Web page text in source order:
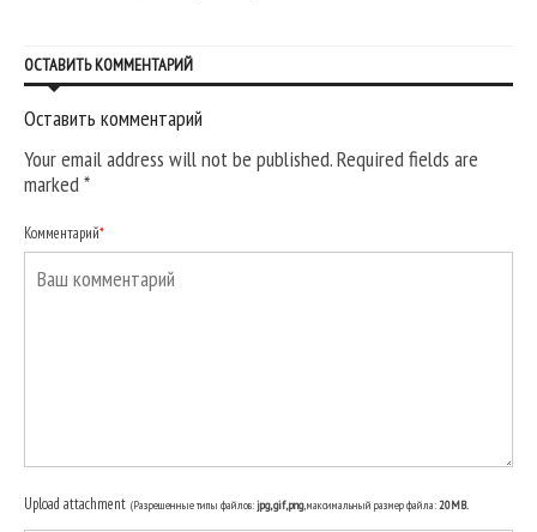
ОСТАВИТЬ КОММЕНТАРИЙ
Оставить комментарий
Your email address will not be published. Required fields are
marked*
Комментарий*
Upload attachment (Разрешенные типы файлов:jpg, gif, png, максимальный размер файла:20MB.